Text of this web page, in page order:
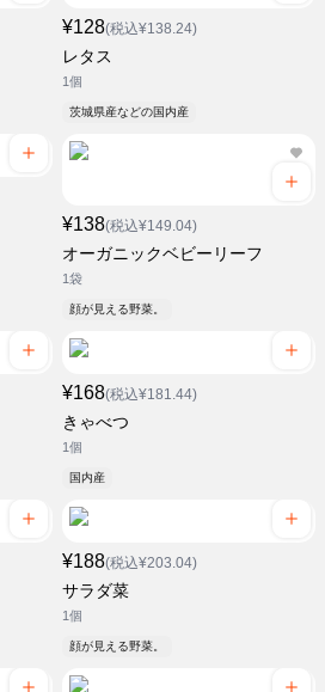
¥128(税込¥138.24)
レタス
1個
茨城県産などの国内産
¥138(税込¥149.04)
オーガニックベビーリーフ
1袋
顔が見える野菜。
¥168(税込¥181.44)
きゃべつ
1個
国内産
¥188(税込¥203.04)
サラダ菜
1個
顔が見える野菜。